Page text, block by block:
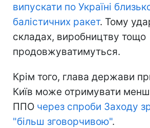
випускати по Україні
балістичних ракет. Тому
складах, виробництву тощо
продовжуватимуться.
Крім того, глава держави
Київ може отримувати
ППО через спроби Заходу
"більш зговорчивою".